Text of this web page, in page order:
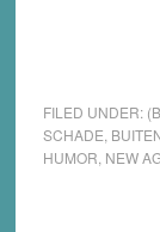
FILED UNDER:
SCHADE
HUMOR NEW